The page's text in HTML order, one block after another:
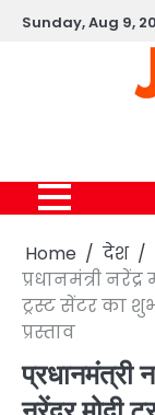
SkipSunday, Aug 9,
Home
देश
प्रधानमंत्री
ट्रस्ट सेंटर का
प्रस्ताव
प्रधानमंत्री